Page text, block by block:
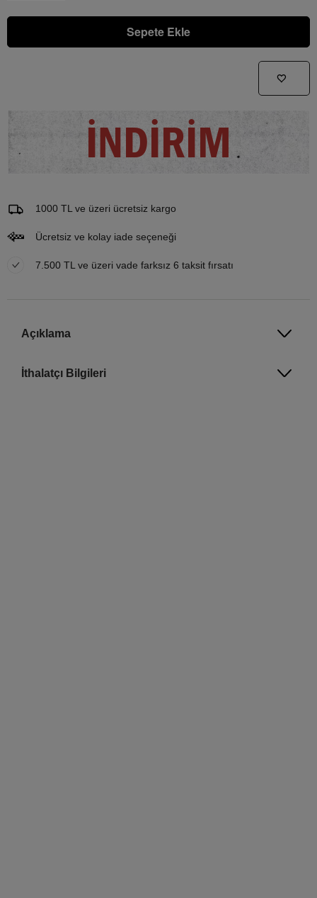
Sepete Ekle
İNDİRİM
1000 TL ve üzeri ücretsiz kargo
Ücretsiz ve kolay iade seçeneği
7.500 TL ve üzeri vade farksız 6 taksit fırsatı
Açıklama
İthalatçı Bilgileri